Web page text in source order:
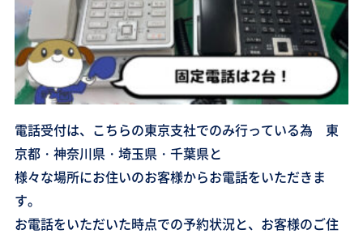
電話受付は、こちらの東京支社でのみ行っている為 東
京都・神奈川県・埼玉県・千葉県と
様々な場所にお住いのお客様からお電話をいただきま
す。
お電話をいただいた時点での予約状況と、お客様のご住